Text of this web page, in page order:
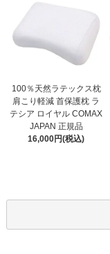
100％天然ラテックス枕
肩こり軽減 首保護枕 ラ
テシア ロイヤル COMAX
JAPAN 正規品
16,000円(税込)